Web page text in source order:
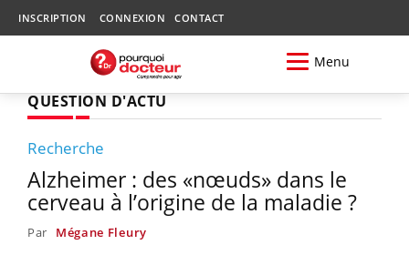
INSCRIPTION CONNEXION CONTACT
Menu
QUESTION D'ACTU
Recherche
Alzheimer : des «nœuds» dans le
cerveau à l’origine de la maladie ?
Par Mégane Fleury